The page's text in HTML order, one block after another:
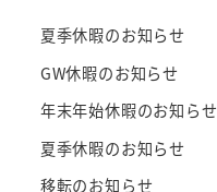
夏季休暇のお知らせ
GW休暇のお知らせ
年末年始休暇のお知らせ
夏季休暇のお知らせ
移転のお知らせ